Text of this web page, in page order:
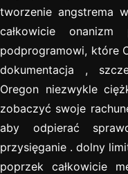
tworzenie angstrema
całkowicie onanizm
podprogramowi, które
dokumentacja ,
Oregon niezwykle
zobaczyć swoje
aby odpierać
przysięganie . dolny
poprzek całkowicie